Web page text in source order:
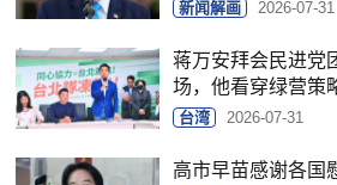
新闻解画 2026-07-31
蒋万安拜会民进党
场，他看穿绿营策
台湾 2026-07-31
高市早苗感谢各国